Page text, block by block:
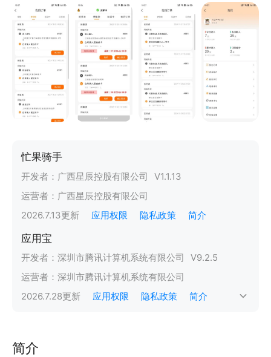
忙果骑手
开发者： 广西星辰控股有限公司 V1.1.13
运营者： 广西星辰控股有限公司
2026.7.13更新 应用权限 隐私政策 简介
应用宝
开发者： 深圳市腾讯计算机系统有限公司 V9.2.5
运营者： 深圳市腾讯计算机系统有限公司
2026.7.28更新 应用权限 隐私政策 简介
简介